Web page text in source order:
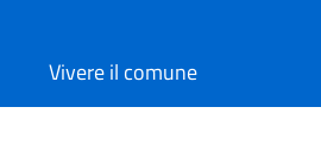
Vivere il comune